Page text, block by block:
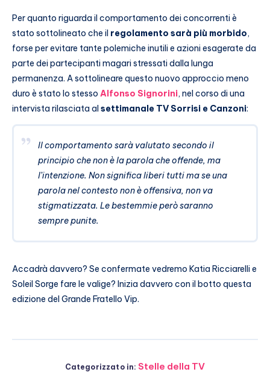
Per quanto riguarda il comportamento dei concorrenti è
stato sottolineato che il regolamento sarà più morbido,
forse per evitare tante polemiche inutili e azioni esagerate da
parte dei partecipanti magari stressati dalla lunga
permanenza. A sottolineare questo nuovo approccio meno
duro è stato lo stesso Alfonso Signorini, nel corso di una
intervista rilasciata alsettimanale TV Sorrisi e Canzoni:
Il comportamento sarà valutato secondo il
principio che non è la parola che offende, ma
l’intenzione. Non significa liberi tutti ma se una
parola nel contesto non è offensiva, non va
stigmatizzata. Le bestemmie però saranno
sempre punite.
Accadrà davvero? Se confermate vedremo Katia Ricciarelli e
Soleil Sorge fare le valige? Inizia davvero con il botto questa
edizione del Grande Fratello Vip.
Categorizzato in: Stelle della TV